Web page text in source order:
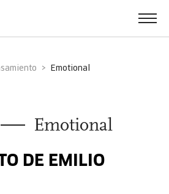
emotional
Emotional
DE EMILIO